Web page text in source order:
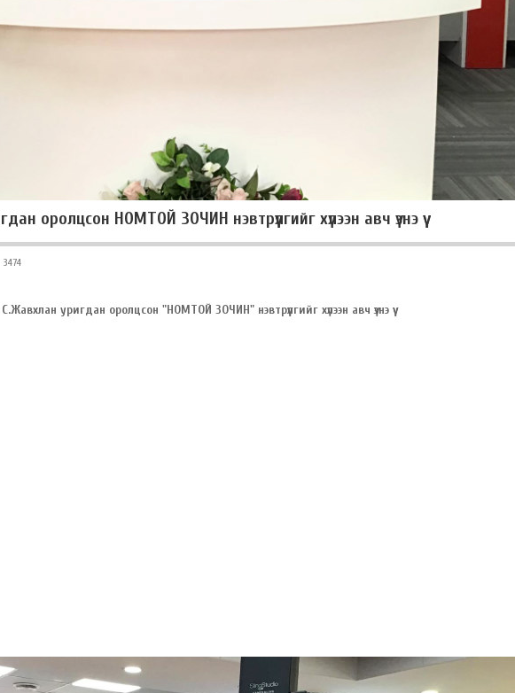
оролцсон НОМТОЙ ЗОЧИН нэвтрүүлгийг хүлээн авч үзнэ үү
3474
уригдан оролцсон "НОМТОЙ ЗОЧИН" нэвтрүүлгийг хүлээн авч үзнэ үү